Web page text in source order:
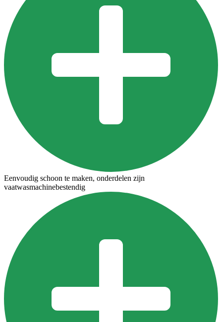
Eenvoudig schoon te maken, onderdelen zijn
vaatwasmachinebestendig